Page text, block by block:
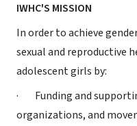
IWHC'S MISSION
In order to achieve
sexual and reproductive
adolescent girls by:
· Funding and
organizations, and